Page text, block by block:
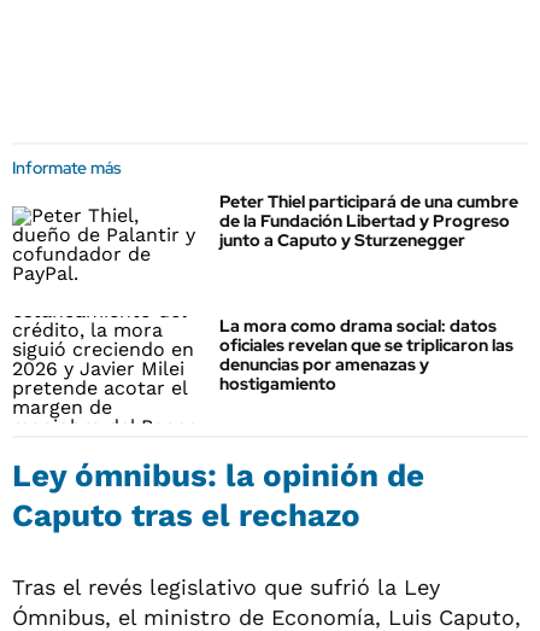
Informate más
Peter Thiel participará de una cumbre
de la Fundación Libertad y Progreso
junto a Caputo y Sturzenegger
La mora como drama social: datos
oficiales revelan que se triplicaron las
denuncias por amenazas y
hostigamiento
Ley ómnibus: la opinión de
Caputo tras el rechazo
Tras el revés legislativo que sufrió la Ley
Ómnibus, el ministro de Economía, Luis Caputo,